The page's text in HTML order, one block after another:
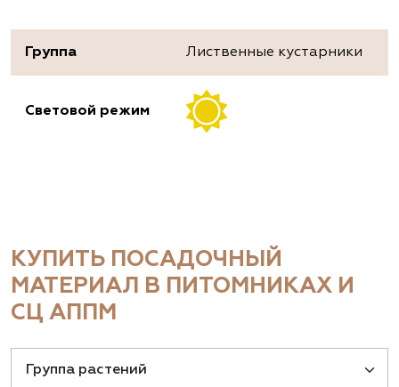
Группа Лиственные кустарники
Световой режим
КУПИТЬ ПОСАДОЧНЫЙ
МАТЕРИАЛ В ПИТОМНИКАХ И
СЦ АППМ